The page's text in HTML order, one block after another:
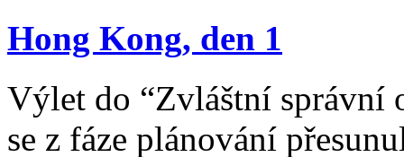
Hong Kong, den 1
Výlet do “Zvláštní správní
se z fáze plánování